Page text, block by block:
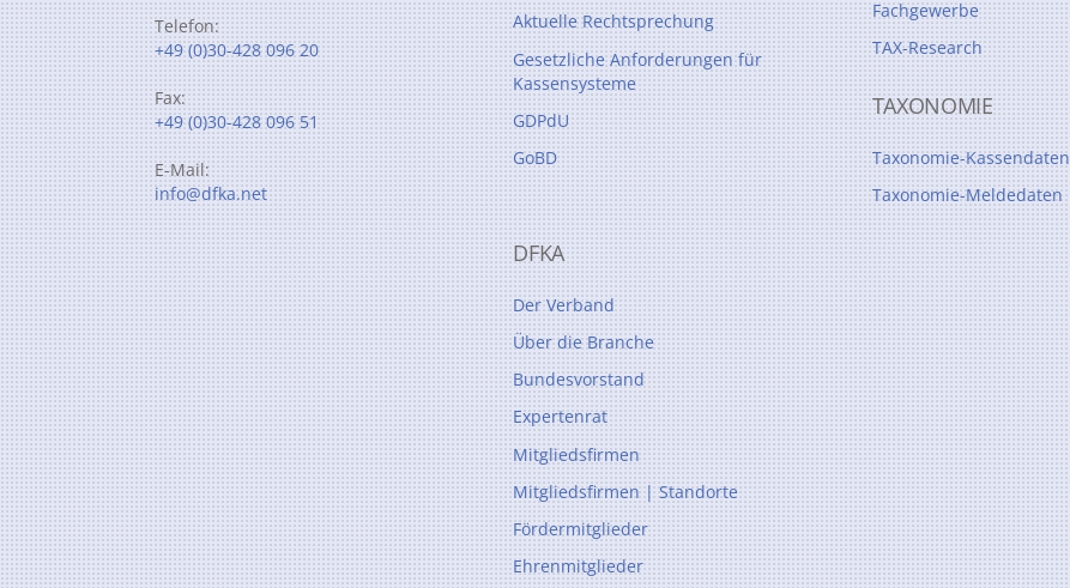
Telefon:
+49 (0)30-428 096 20
Fax:
+49 (0)30-428 096 51
E-Mail:
info@dfka.net
Aktuelle Rechtsprechung
Gesetzliche Anforderungen für
Kassensysteme
GDPdU
GoBD
Fachgewerbe
TAX-Research
TAXONOMIE
Taxonomie-Kassendaten
Taxonomie-Meldedaten
DFKA
Der Verband
Über die Branche
Bundesvorstand
Expertenrat
Mitgliedsfirmen
Mitgliedsfirmen | Standorte
Fördermitglieder
Ehrenmitglieder